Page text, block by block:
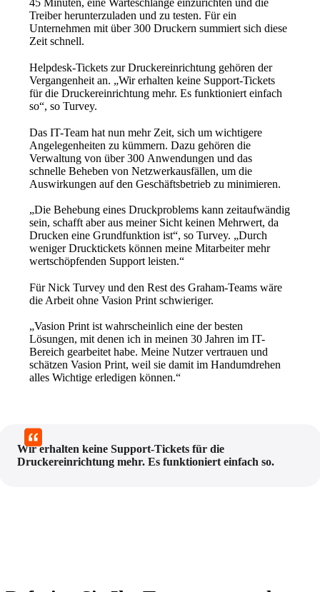
45 Minuten, eine Warteschlange einzurichten und die
Treiber herunterzuladen und zu testen. Für ein
Unternehmen mit über 300 Druckern summiert sich diese
Zeit schnell.
Helpdesk-Tickets zur Druckereinrichtung gehören der
Vergangenheit an. „Wir erhalten keine Support-Tickets
für die Druckereinrichtung mehr. Es funktioniert einfach
so“, so Turvey.
Das IT-Team hat nun mehr Zeit, sich um wichtigere
Angelegenheiten zu kümmern. Dazu gehören die
Verwaltung von über 300 Anwendungen und das
schnelle Beheben von Netzwerkausfällen, um die
Auswirkungen auf den Geschäftsbetrieb zu minimieren.
„Die Behebung eines Druckproblems kann zeitaufwändig
sein, schafft aber aus meiner Sicht keinen Mehrwert, da
Drucken eine Grundfunktion ist“, so Turvey. „Durch
weniger Drucktickets können meine Mitarbeiter mehr
wertschöpfenden Support leisten.“
Für Nick Turvey und den Rest des Graham-Teams wäre
die Arbeit ohne Vasion Print schwieriger.
„Vasion Print ist wahrscheinlich eine der besten
Lösungen, mit denen ich in meinen 30 Jahren im IT-
Bereich gearbeitet habe. Meine Nutzer vertrauen und
schätzen Vasion Print, weil sie damit im Handumdrehen
alles Wichtige erledigen können.“
Wir erhalten keine Support-Tickets für die
Druckereinrichtung mehr. Es funktioniert einfach so.